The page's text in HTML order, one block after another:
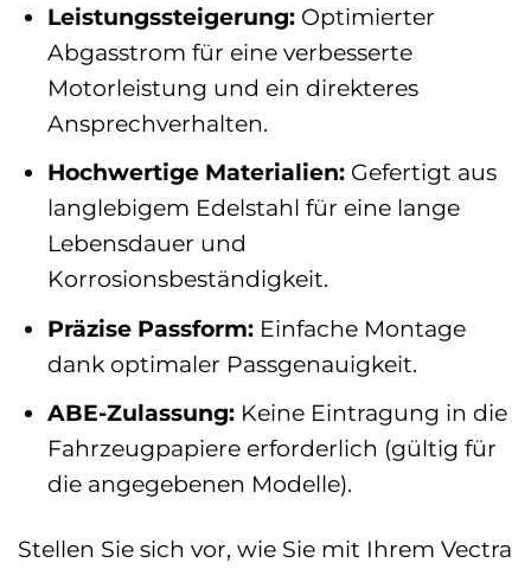
Leistungssteigerung:Optimierter
Abgasstrom für eine verbesserte
Motorleistung und ein direkteres
Ansprechverhalten.
Hochwertige Materialien:Gefertigt aus
langlebigem Edelstahl für eine lange
Lebensdauer und
Korrosionsbeständigkeit.
Präzise Passform:Einfache Montage
dank optimaler Passgenauigkeit.
ABE-Zulassung:Keine Eintragung in die
Fahrzeugpapiere erforderlich (gültig für
die angegebenen Modelle).
Stellen Sie sich vor, wie Sie mit Ihrem Vectra